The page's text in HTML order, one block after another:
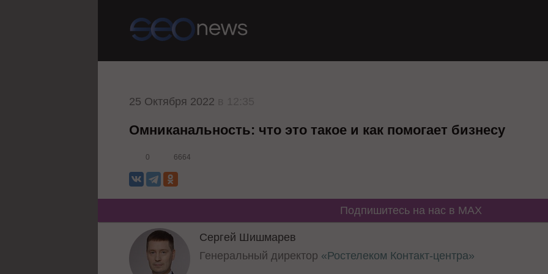
25 Октября 2022
Омниканальность: что это такое и как помогает бизнесу
0 6664
Подпишитесь на нас в MAX
Сергей Шишмарев
Генеральный директор «Ростелеком Контакт-центра»